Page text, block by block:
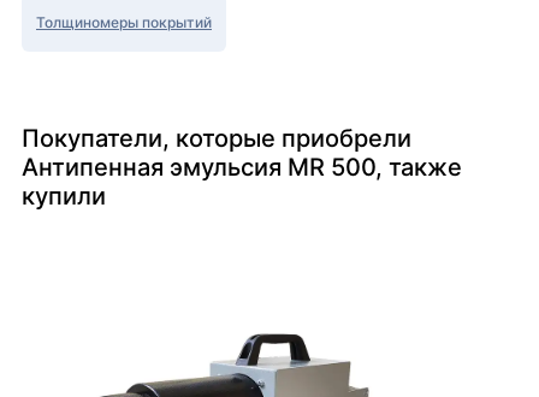
Толщиномеры покрытий
Покупатели, которые приобрели
Антипенная эмульсия MR 500, также
купили